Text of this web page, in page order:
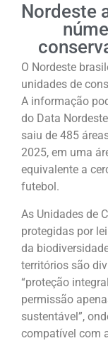
Nordeste
O Nordeste
unidades de
A informação
do Data
saiu de 485
2025, em uma
equivalente a
futebol.
As Unidades de
protegidas por
da
territórios são
“proteção
permissão
sustentável”,
compatível com